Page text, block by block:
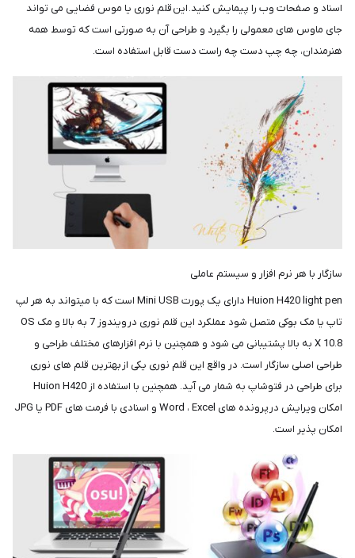
اسناد و صفحات وب را پیمایش کنید. این قلم نوری یا موس فضایی می تواند
جای ماوس های معمولی را بگیرد و طراحی آن به صورتی است که توسط همه
هنرمندان، چه چپ دست چه راست دست قابل استفاده است.
سازگار با هر نرم افزار و سیستم عاملی
Huion H420 light pen دارای یک پورت Mini USB است که با میتواند به هر لپ
تاپ یا مک بوکی متصل شود عملکرد این قلم نوری در ویندوز 7 به بالا و مک OS
X 10.8 به بالا پشتیبانی می شود و همچنین با نرم افزارهای مختلف طراحی و
طراحی اصلی سازگار است. در واقع این قلم نوری یکی از بهترین قلم های نوری
برای طراحی در فتوشاپ به شمار می آید. همچنین با استفاده از Huion H420
امکان ویرایش در پرونده های Word ، Excel و اسنادی با فرمت های PDF یا JPG
امکان پذیر است.